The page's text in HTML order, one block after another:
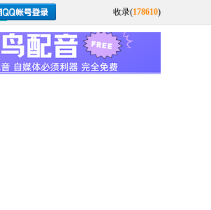
收录(178610)